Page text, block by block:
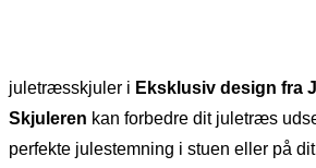
kr.895.00.kr.495.00.
juletræsskjuler i Eksklusiv design fra
Skjuleren kan forbedre dit juletræs
perfekte julestemning i stuen eller på